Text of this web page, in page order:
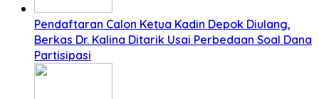
Pendaftaran Calon Ketua Kadin Depok Diulang,
Berkas Dr. Kalina Ditarik Usai Perbedaan Soal Dana
Partisipasi